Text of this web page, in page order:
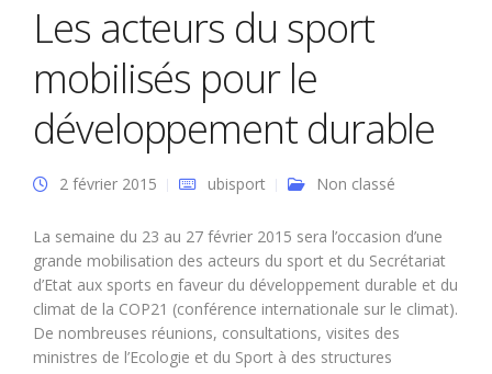
Les acteurs du sport
mobilisés pour le
développement durable
2 février 2015 ubisport Non classé
La semaine du 23 au 27 février 2015 sera l’occasion d’une
grande mobilisation des acteurs du sport et du Secrétariat
d’Etat aux sports en faveur du développement durable et du
climat de la COP21 (conférence internationale sur le climat).
De nombreuses réunions, consultations, visites des
ministres de l’Ecologie et du Sport à des structures